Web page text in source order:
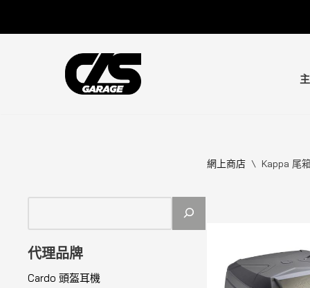
Skip
代理品牌
Cardo 頭盔耳機
網上商店 \ Kappa 尾